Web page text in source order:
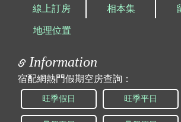
線上訂房 相本集
地理位置
Information
宿配網熱門假期空房查詢：
旺季假日 旺季平日